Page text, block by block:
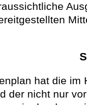
hat die im
der nicht nur